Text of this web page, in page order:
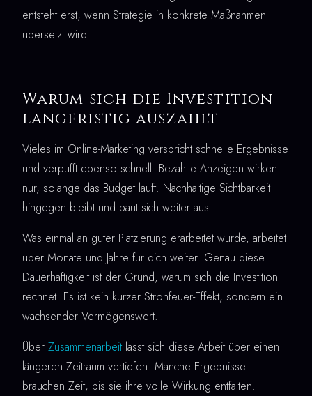
entsteht erst, wenn Strategie in konkrete Maßnahmen
übersetzt wird.
Warum sich die Investition
langfristig auszahlt
Vieles im Online-Marketing verspricht schnelle Ergebnisse
und verpufft ebenso schnell. Bezahlte Anzeigen wirken
nur, solange das Budget läuft. Nachhaltige Sichtbarkeit
hingegen bleibt und baut sich weiter aus.
Was einmal an guter Platzierung erarbeitet wurde, arbeitet
über Monate und Jahre für dich weiter. Genau diese
Dauerhaftigkeit ist der Grund, warum sich die Investition
rechnet. Es ist kein kurzer Strohfeuer-Effekt, sondern ein
wachsender Vermögenswert.
Über Zusammenarbeit lässt sich diese Arbeit über einen
längeren Zeitraum vertiefen. Manche Ergebnisse
brauchen Zeit, bis sie ihre volle Wirkung entfalten.